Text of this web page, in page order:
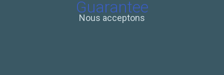
Nous acceptons